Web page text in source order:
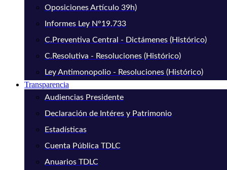
Oposiciones Artículo 39h)
Informes Ley N°19.733
C.Preventiva Central - Dictámenes (Histórico)
C.Resolutiva - Resoluciones (Histórico)
Ley Antimonopolio - Resoluciones (Histórico)
Transparencia
Audiencias Presidente
Declaración de Intéres y Patrimonio
Estadísticas
Cuenta Pública TDLC
Anuarios TDLC